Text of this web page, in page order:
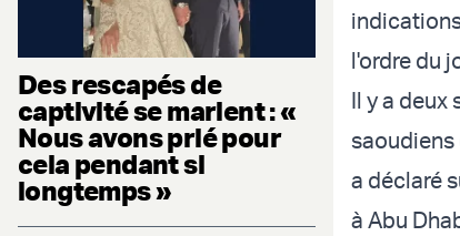
Des rescapés de
captivité se marient : «
Nous avons prié pour
cela pendant si
longtemps »
l'ordre du
Il y a deux
saoudiens
a déclaré
à Abu